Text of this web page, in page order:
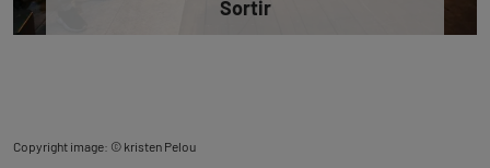
Sortir
Copyright image: © kristen Pelou